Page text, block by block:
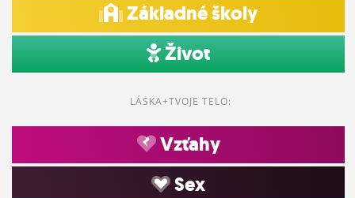
Základné školy
Život
LÁSKA+TVOJE TELO:
Vzťahy
Sex